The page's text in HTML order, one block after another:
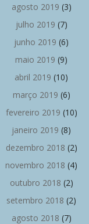
agosto 2019 (3)
julho 2019 (7)
junho 2019 (6)
maio 2019 (9)
abril 2019 (10)
março 2019 (6)
fevereiro 2019 (10)
janeiro 2019 (8)
dezembro 2018 (2)
novembro 2018 (4)
outubro 2018 (2)
setembro 2018 (2)
agosto 2018 (7)